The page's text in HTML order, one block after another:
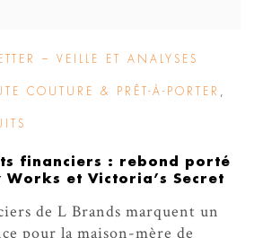
– VEILLE ET ANALYSES
COUTURE & PRÊT-À-PORTER
financiers : rebond porté
Works et Victoria’s Secret
de L Brands marquent un
pour la maison-mère de